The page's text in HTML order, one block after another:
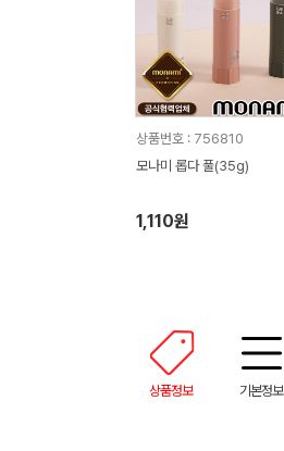
상품번호 : 756810
모나미 롭다 풀(35g)
1,110원
상품정보 기본정보